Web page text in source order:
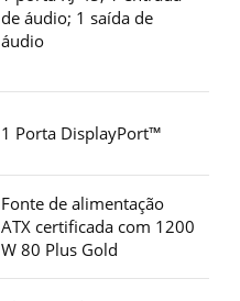
de áudio; 1 saída de
áudio
1 Porta DisplayPort™
Fonte de alimentação
ATX certificada com 1200
W 80 Plus Gold